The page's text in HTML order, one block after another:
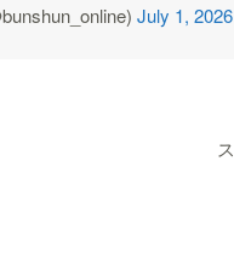
July 1, 2026